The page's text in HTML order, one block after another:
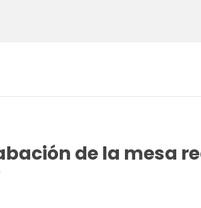
de la mesa